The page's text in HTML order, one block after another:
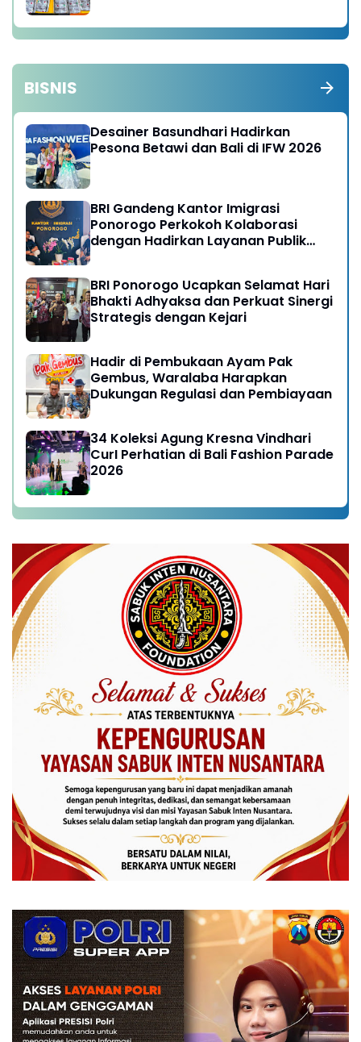
BISNIS
Desainer Basundhari Hadirkan
Pesona Betawi dan Bali di IFW 2026
BRI Gandeng Kantor Imigrasi
Ponorogo Perkokoh Kolaborasi
dengan Hadirkan Layanan Publik
BRI Ponorogo Ucapkan Selamat Hari
Bhakti Adhyaksa dan Perkuat Sinergi
Strategis dengan Kejari
Hadir di Pembukaan Ayam Pak
Gembus, Waralaba Harapkan
Dukungan Regulasi dan Pembiayaan
34 Koleksi Agung Kresna Vindhari
CurI Perhatian di Bali Fashion Parade
2026